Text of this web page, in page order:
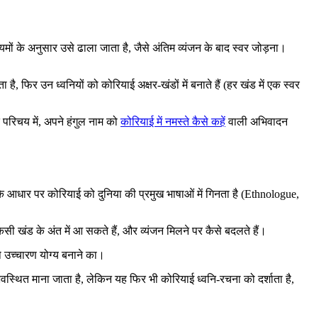
के अनुसार उसे ढाला जाता है, जैसे अंतिम व्यंजन के बाद स्वर जोड़ना।
फिर उन ध्वनियों को कोरियाई अक्षर-खंडों में बनाते हैं (हर खंड में एक स्वर
में, अपने हंगुल नाम कोकोरियाई में नमस्ते कैसे कहेंवाली अभिवादन
पर कोरियाई को दुनिया की प्रमुख भाषाओं में गिनता है (Ethnologue,
किसी खंड के अंत में आ सकते हैं, और व्यंजन मिलने पर कैसे बदलते हैं।
योग्य बनाने का।
माना जाता है, लेकिन यह फिर भी कोरियाई ध्वनि-रचना को दर्शाता है,